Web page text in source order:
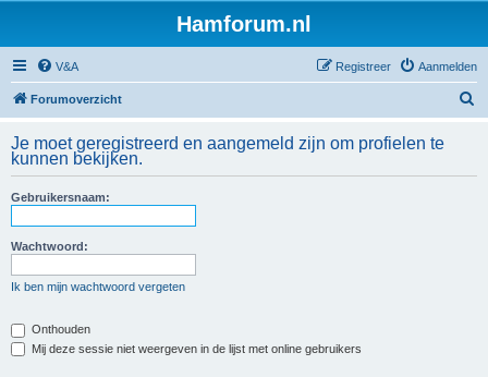
Hamforum.nl
V&A Aanmelden
Registreer
Forumoverzicht
k
Je moet geregistreerd en aangemeld zijn om profielen te
kunnen bekijken.
Gebruikersnaam:
Wachtwoord:
Ik ben mijn wachtwoord vergeten
Onthouden
Mij deze sessie niet weergeven in de lijst met online gebruikers